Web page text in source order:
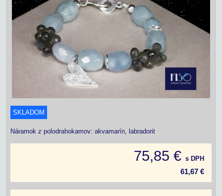
SKLADOM
Náramok z polodrahokamov: akvamarín, labradorit
75,85 € s DPH
61,67 €